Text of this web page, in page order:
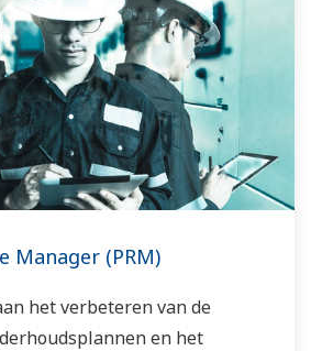
Manager (PRM)
het verbeteren van de
en het